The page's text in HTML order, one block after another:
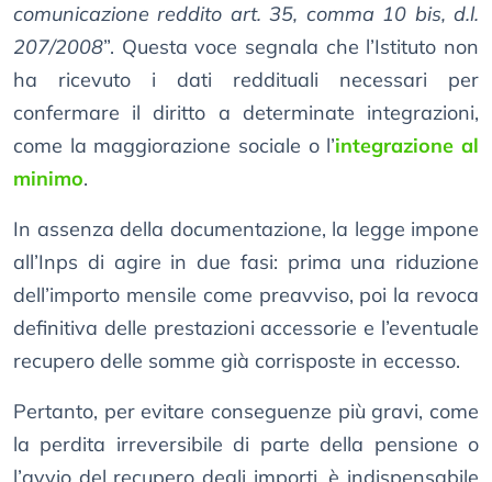
comunicazione reddito art. 35, comma 10 bis, d.l.
207/2008”. Questa voce segnala che l’Istituto non
ha ricevuto i dati reddituali necessari per
confermare il diritto a determinate integrazioni,
come la maggiorazione sociale o l’integrazione al
minimo.
In assenza della documentazione, la legge impone
all’Inps di agire in due fasi: prima una riduzione
dell’importo mensile come preavviso, poi la revoca
definitiva delle prestazioni accessorie e l’eventuale
recupero delle somme già corrisposte in eccesso.
Pertanto, per evitare conseguenze più gravi, come
la perdita irreversibile di parte della pensione o